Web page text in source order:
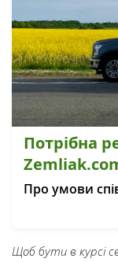
Потрібна
Про умови
Щоб бути в курсі